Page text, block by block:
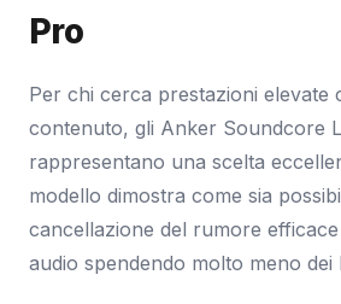
Pro
Per chi cerca prestazioni elevate
contenuto, gli Anker Soundcore
rappresentano una scelta
modello dimostra come sia
cancellazione del rumore
audio spendendo molto meno dei